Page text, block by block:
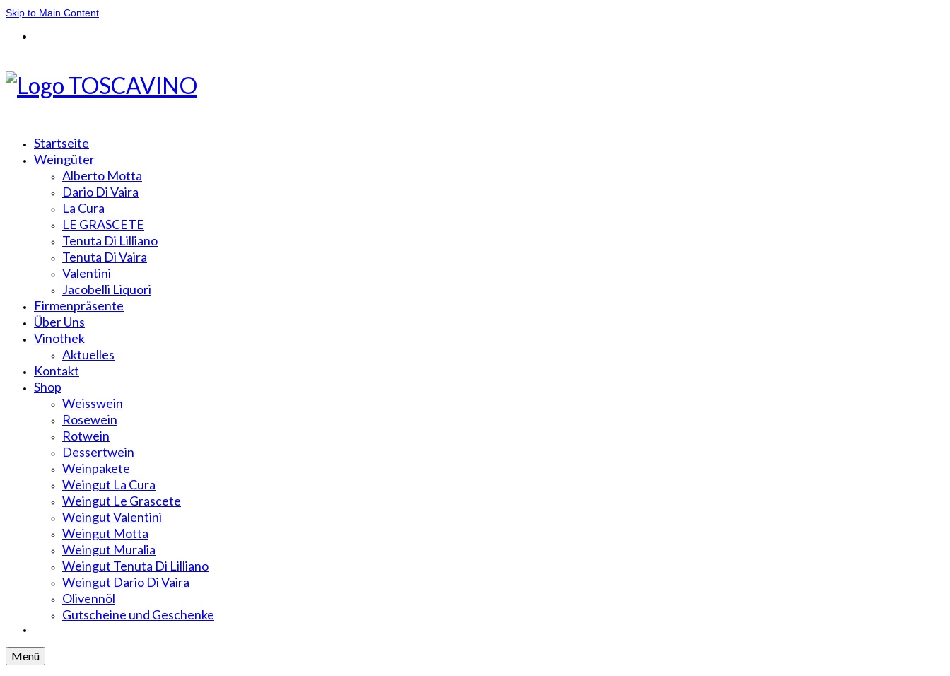
Skip to Main Content
Startseite
Weingüter
Alberto Motta
Dario Di Vaira
La Cura
LE GRASCETE
Tenuta Di Lilliano
Tenuta Di Vaira
Valentini
Jacobelli Liquori
Firmenpräsente
Über Uns
Vinothek
Aktuelles
Kontakt
Shop
Weisswein
Rosewein
Rotwein
Dessertwein
Weinpakete
Weingut La Cura
Weingut Le Grascete
Weingut Valentini
Weingut Motta
Weingut Muralia
Weingut Tenuta Di Lilliano
Weingut Dario Di Vaira
Olivennöl
Gutscheine und Geschenke
Menü